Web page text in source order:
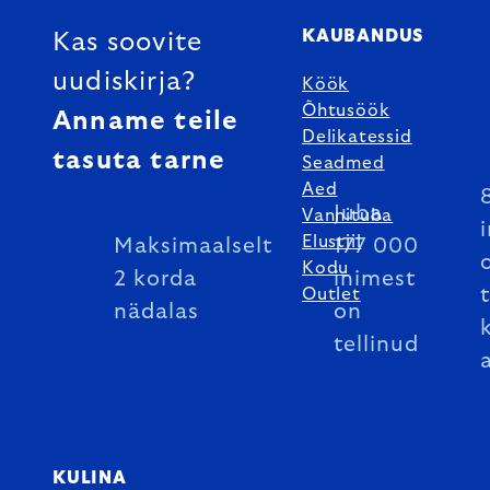
Kas soovite
uudiskirja?
Anname teile
tasuta tarne
Maksimaalselt
2 korda
nädalas
Juba
177 000
inimest
on
tellinud
KAUBANDUS
Köök
Õhtusöök
Delikatessid
Seadmed
Aed
Vannituba
Elustiil
Kodu
Outlet
KULINA